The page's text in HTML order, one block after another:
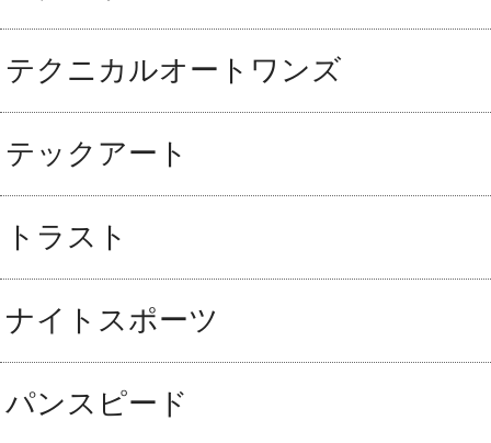
テクニカルオートワンズ
テックアート
トラスト
ナイトスポーツ
パンスピード